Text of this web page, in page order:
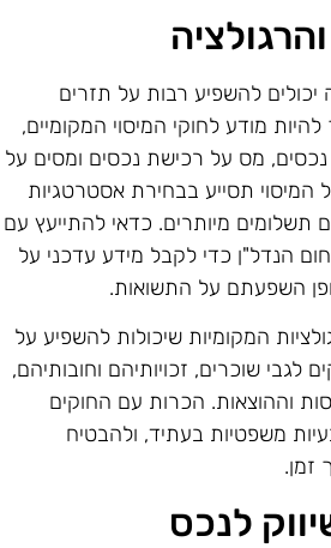
יכולים להשפיע רבות על תזרים
מודע לחוקי המיסוי המקומיים,
מס על רכישת נכסים ומסים על
תסייע בבחירת אסטרטגיות
תשלומים מיותרים. כדאי להתייעץ עם
הנדל"ן כדי לקבל מידע עדכני על
השפעתם על התשואות.
המקומיות שיכולות להשפיע על
לגבי שוכרים, זכויותיהם וחובותיהם,
וההוצאות. הכרות עם החוקים
משפטיות בעתיד, ולהבטיח
לנכס